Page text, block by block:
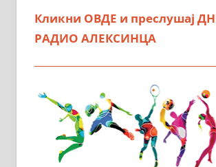
Кликни ОВДЕ и преслушај
РАДИО АЛЕКСИНЦА